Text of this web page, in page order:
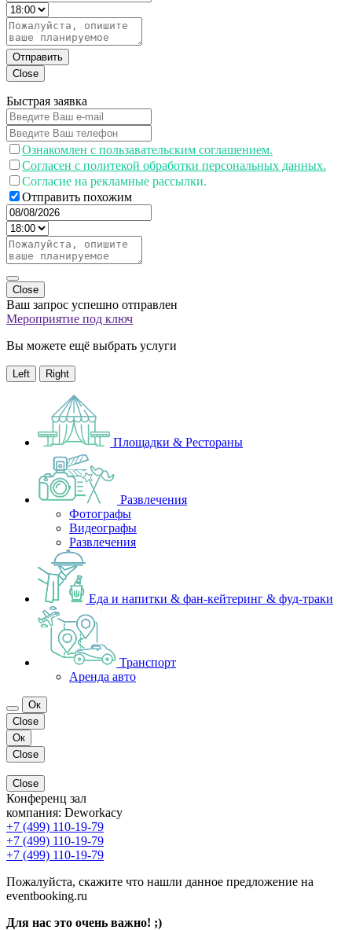
Отправить
Close
Быстрая заявка
Ознакомлен с пользавательским соглашением.
Согласен с политекой обработки персональных данных.
Согласие на рекламные рассылки.
Отправить похожим
Close
Ваш запрос успешно отправлен
Мероприятие под ключ
Вы можете ещё выбрать услуги
Left Right
Площадки & Рестораны
Развлечения
Фотографы
Видеографы
Развлечения
Еда и напитки & фан-кейтеринг & фуд-траки
Транспорт
Аренда авто
Ок
Close
Ок
Close
Close
Конференц зал
компания: Deworkacy
+7 (499) 110-19-79
+7 (499) 110-19-79
+7 (499) 110-19-79
Пожалуйста, скажите что нашли данное предложение на
eventbooking.ru
Для нас это очень важно! ;)